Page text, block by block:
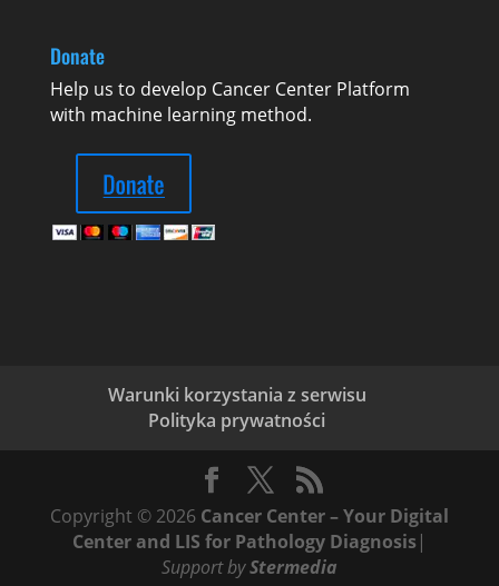
Donate
Help us to develop Cancer Center Platform
with machine learning method.
Warunki korzystania z serwisu
Polityka prywatności
Copyright © 2026 Cancer Center – Your Digital
Center and LIS for Pathology Diagnosis |
Support byStermedia